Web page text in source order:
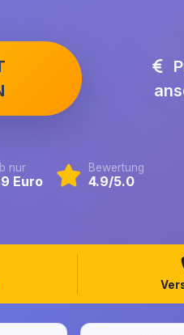
nur
Euro
Bewertung
4.9/5.0